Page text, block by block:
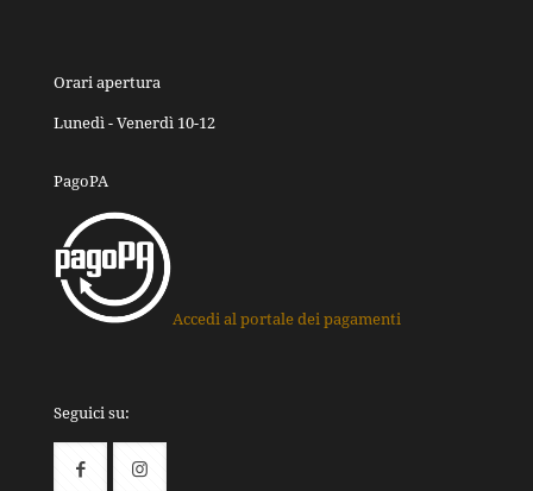
Orari apertura
Lunedì - Venerdì 10-12
PagoPA
Accedi al portale dei pagamenti
Seguici su: